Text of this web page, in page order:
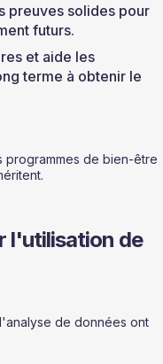
preuves solides pour
futurs.
et aide les
terme à obtenir le
programmes de bien-être
l'utilisation de
de données ont